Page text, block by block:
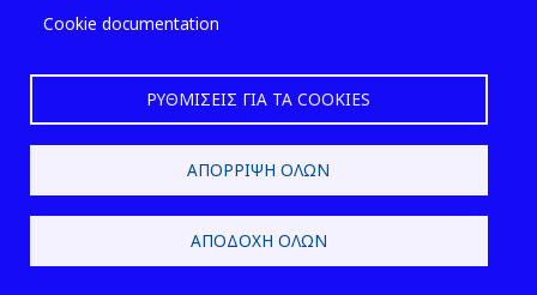
µόρφωσιν και την
απασχόλησιν, πλέον του τρίτου
εκείνου όπερ συνήθως κερδίζει
εν τη αυτή περιφερεία και
επαγγελµατική κατηγορία
υγιής άνθρωπος της αυτής
µορφώσεως.
Cookie documentation
ΡΥΘΜΊΣΕΙΣ ΓΙΑ ΤΑ COOKIES
ΑΠΌΡΡΙΨΗ ΌΛΩΝ
ΑΠΟΔΟΧΉ ΌΛΩΝ